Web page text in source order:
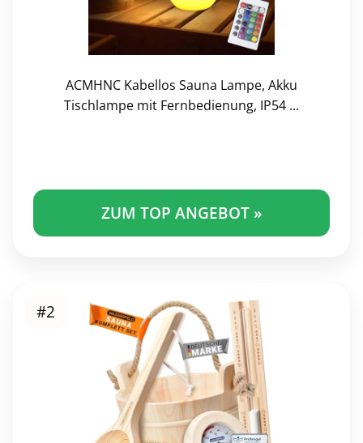
ACMHNC Kabellos Sauna Lampe, Akku
Tischlampe mit Fernbedienung, IP54 ...
ZUM TOP ANGEBOT »
#2